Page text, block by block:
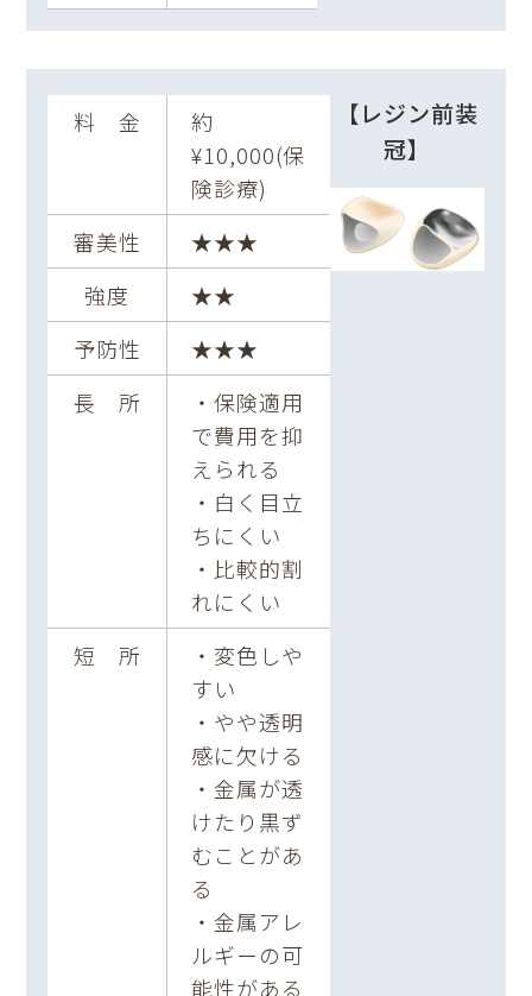
料 金
約
¥10,000(保
険診療)
審美性
★★★
強度
★★
予防性
★★★
長 所
・保険適用
で費用を抑
えられる
・白く目立
ちにくい
・比較的割
れにくい
短 所
・変色しや
すい
・やや透明
感に欠ける
・金属が透
けたり黒ず
むことがあ
る
・金属アレ
ルギーの可
能性がある
【レジン前装
冠】